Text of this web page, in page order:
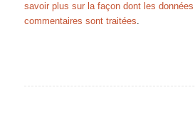
savoir plus sur la façon dont les
commentaires sont traitées.